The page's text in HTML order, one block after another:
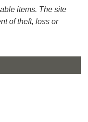
items. The site
of theft, loss or